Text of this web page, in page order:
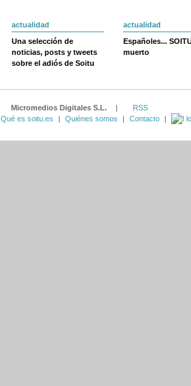
actualidad
Una selección de
noticias, posts y tweets
sobre el adiós de Soitu
actualidad
Españoles...
muerto
Micromedios Digitales S.L. |
RSS
Qué es soitu.es
| Quiénes somos | Contacto |